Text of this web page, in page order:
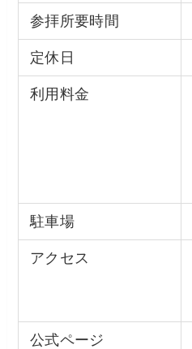
参拝所要時間
定休日
利用料金
駐車場
アクセス
公式ページ